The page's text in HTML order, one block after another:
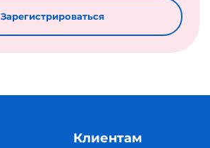
Зарегистрироваться
Клиентам